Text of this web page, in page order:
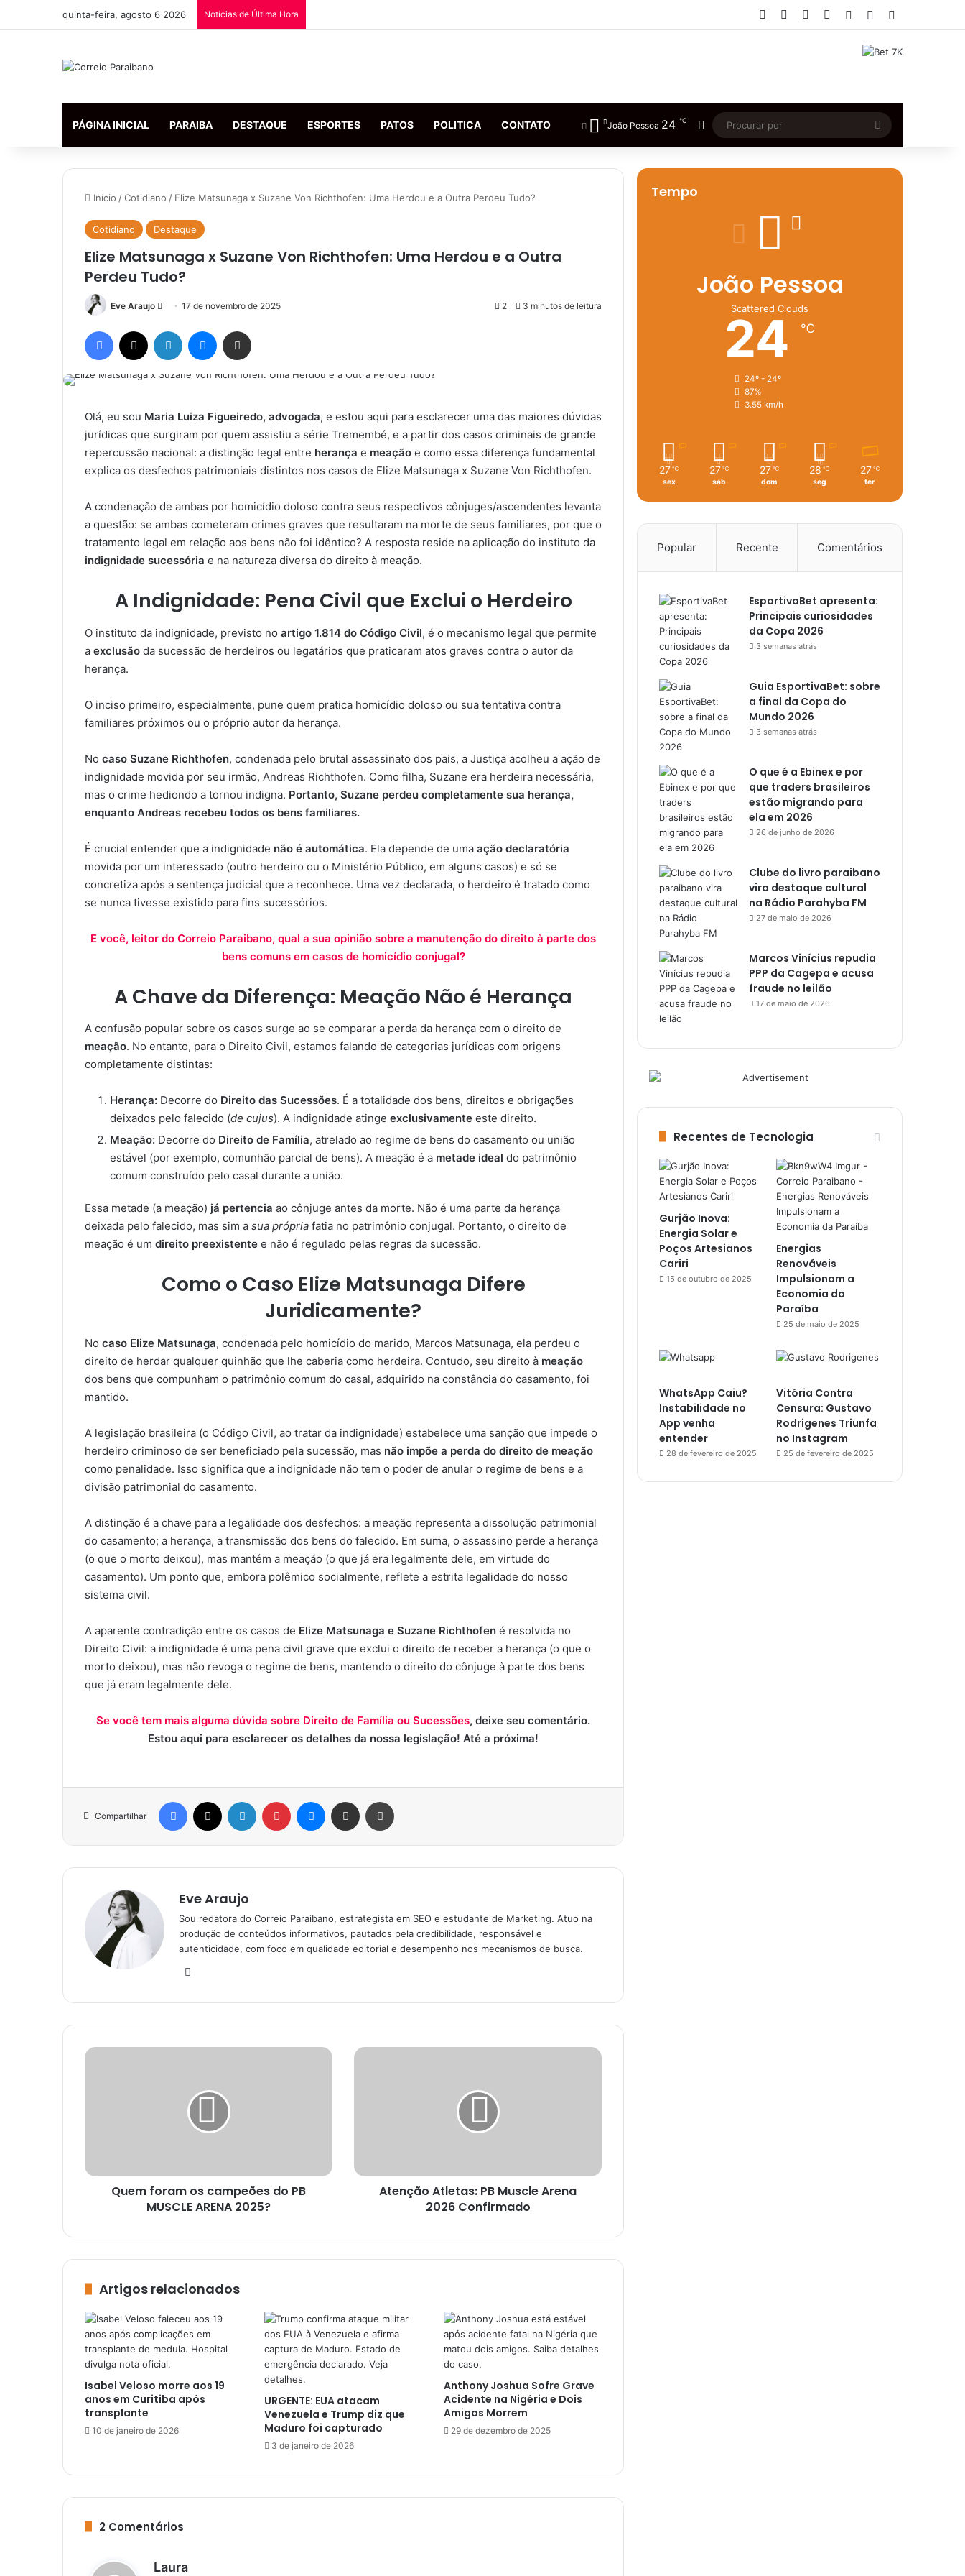
quinta-feira, agosto 6 2026 Notícias de Última Hora Facebook YouTubeInstagram
Entrar Artigo aleatório
PÁGINA INICIAL PARAIBA DESTAQUE ESPORTES PATOS POLITICA CONTATO João Pessoa 24 ℃ Switch skin
Procurar
por
Início /Cotidiano / Elize Matsunaga x Suzane Von Richthofen: Uma Herdou e a Outra Perdeu Tudo?
Cotidiano Destaque
Elize Matsunaga x Suzane Von Richthofen: Uma Herdou e a Outra
Perdeu Tudo?
Eve Araujo
Mande
e-
mail
17 de novembro de 2025 2 3 minutos de leitura
Facebook Linkedin Messenger
Olá, eu sou Maria Luiza Figueiredo, advogada, e estou aqui para esclarecer uma das maiores dúvidas
jurídicas que surgiram por quem assistiu a série Tremembé, e a partir dos casos criminais de grande
repercussão nacional: a distinção legal entre herança e meação e como essa diferença fundamental
explica os desfechos patrimoniais distintos nos casos de Elize Matsunaga x Suzane Von Richthofen.
A condenação de ambas por homicídio doloso contra seus respectivos cônjuges/ascendentes levanta
a questão: se ambas cometeram crimes graves que resultaram na morte de seus familiares, por que o
tratamento legal em relação aos bens não foi idêntico? A resposta reside na aplicação do instituto da
indignidade sucessória e na natureza diversa do direito à meação.
A Indignidade: Pena Civil que Exclui o Herdeiro
O instituto da indignidade, previsto no artigo 1.814 do Código Civil, é o mecanismo legal que permite
a exclusão da sucessão de herdeiros ou legatários que praticaram atos graves contra o autor da
herança.
O inciso primeiro, especialmente, pune quem pratica homicídio doloso ou sua tentativa contra
familiares próximos ou o próprio autor da herança.
No caso Suzane Richthofen, condenada pelo brutal assassinato dos pais, a Justiça acolheu a ação de
indignidade movida por seu irmão, Andreas Richthofen. Como filha, Suzane era herdeira necessária,
mas o crime hediondo a tornou indigna. Portanto, Suzane perdeu completamente sua herança,
enquanto Andreas recebeu todos os bens familiares.
É crucial entender que a indignidade não é automática. Ela depende de uma ação declaratória
movida por um interessado (outro herdeiro ou o Ministério Público, em alguns casos) e só se
concretiza após a sentença judicial que a reconhece. Uma vez declarada, o herdeiro é tratado como
se nunca tivesse existido para fins sucessórios.
E você, leitor do Correio Paraibano, qual a sua opinião sobre a manutenção do direito à parte dos
bens comuns em casos de homicídio conjugal?
A Chave da Diferença: Meação Não é Herança
A confusão popular sobre os casos surge ao se comparar a perda da herança com o direito de
meação. No entanto, para o Direito Civil, estamos falando de categorias jurídicas com origens
completamente distintas:
Herança: Decorre do Direito das Sucessões. É a totalidade dos bens, direitos e obrigações
deixados pelo falecido (de cujus). A indignidade atinge exclusivamente este direito.
Meação: Decorre do Direito de Família, atrelado ao regime de bens do casamento ou união
estável (por exemplo, comunhão parcial de bens). A meação é a metade ideal do patrimônio
comum construído pelo casal durante a união.
Essa metade (a meação) já pertencia ao cônjuge antes da morte. Não é uma parte da herança
deixada pelo falecido, mas sim a sua própria fatia no patrimônio conjugal. Portanto, o direito de
meação é um direito preexistente e não é regulado pelas regras da sucessão.
Como o Caso Elize Matsunaga Difere
Juridicamente?
No caso Elize Matsunaga, condenada pelo homicídio do marido, Marcos Matsunaga, ela perdeu o
direito de herdar qualquer quinhão que lhe caberia como herdeira. Contudo, seu direito à meação
dos bens que compunham o patrimônio comum do casal, adquirido na constância do casamento, foi
mantido.
A legislação brasileira (o Código Civil, ao tratar da indignidade) estabelece uma sanção que impede o
herdeiro criminoso de ser beneficiado pela sucessão, mas não impõe a perda do direito de meação
como penalidade. Isso significa que a indignidade não tem o poder de anular o regime de bens e a
divisão patrimonial do casamento.
A distinção é a chave para a legalidade dos desfechos: a meação representa a dissolução patrimonial
do casamento; a herança, a transmissão dos bens do falecido. Em suma, o assassino perde a herança
(o que o morto deixou), mas mantém a meação (o que já era legalmente dele, em virtude do
casamento). Um ponto que, embora polêmico socialmente, reflete a estrita legalidade do nosso
sistema civil.
A aparente contradição entre os casos de Elize Matsunaga e Suzane Richthofen é resolvida no
Direito Civil: a indignidade é uma pena civil grave que exclui o direito de receber a herança (o que o
morto deixou), mas não revoga o regime de bens, mantendo o direito do cônjuge à parte dos bens
que já eram legalmente dele.
Se você tem mais alguma dúvida sobre Direito de Família ou Sucessões, deixe seu comentário.
Estou aqui para esclarecer os detalhes da nossa legislação! Até a próxima!
Compartilhar
Facebook Linkedin Pinterest Messenger
Compartilhar via e-mail
Eve Araujo
Sou redatora do Correio Paraibano, estrategista em SEO e estudante de Marketing. Atuo na
produção de conteúdos informativos, pautados pela credibilidade, responsável e
autenticidade, com foco em qualidade editorial e desempenho nos mecanismos de busca.
Quem
2025?
Quem foram os campeões do PB
MUSCLE ARENA 2025?
Atenção
Atenção Atletas: PB Muscle Arena
2026 Confirmado
Artigos relacionados
Isabel Veloso morre aos 19
anos em Curitiba após
transplante
10 de janeiro de 2026
URGENTE: EUA atacam
Venezuela e Trump diz que
Maduro foi capturado
3 de janeiro de 2026
Anthony Joshua Sofre Grave
Acidente na Nigéria e Dois
Amigos Morrem
29 de dezembro de 2025
2 Comentários
Laura
Tempo
João Pessoa
Scattered Clouds
24 ℃
24º - 24º
87%
3.55 km/h
27 ℃
sex
27 ℃
sáb
27 ℃
dom
28 ℃
seg
27 ℃
ter
Popular Recente Comentários
EsportivaBet apresenta:
Principais curiosidades
da Copa 2026
3 semanas atrás
Guia EsportivaBet: sobre
a final da Copa do
Mundo 2026
3 semanas atrás
O que é a Ebinex e por
que traders brasileiros
estão migrando para
ela em 2026
26 de junho de 2026
Clube do livro paraibano
vira destaque cultural
na Rádio Parahyba FM
27 de maio de 2026
Marcos Vinícius repudia
PPP da Cagepa e acusa
fraude no leilão
17 de maio de 2026
Recentes de Tecnologia
Gurjão Inova:
Energia Solar e
Poços Artesianos
Cariri
15 de outubro de 2025
Energias
Renováveis
Impulsionam a
Economia da
Paraíba
25 de maio de 2025
WhatsApp Caiu?
Instabilidade no
App venha
entender
28 de fevereiro de 2025
Vitória Contra
Censura: Gustavo
Rodrigenes Triunfa
no Instagram
25 de fevereiro de 2025